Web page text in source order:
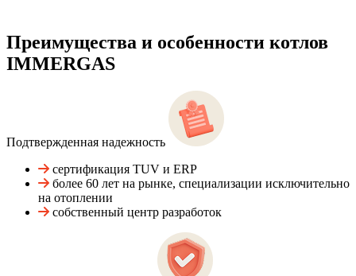
Преимущества и особенности котлов
IMMERGAS
Подтвержденная надежность
сертификация TUV и ERP
более 60 лет на рынке, специализации исключительно
на отоплении
собственный центр разработок